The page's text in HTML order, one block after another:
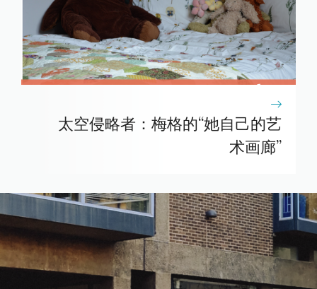
太空侵略者：梅格的“她自己的艺
术画廊”